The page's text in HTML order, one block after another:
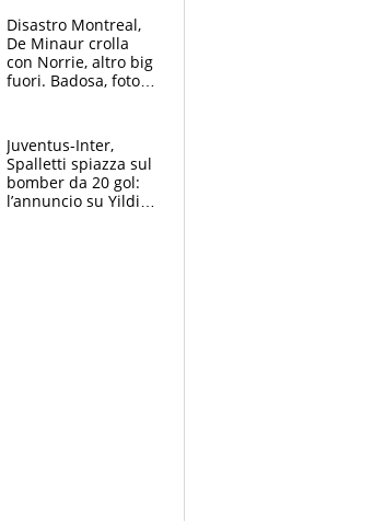
Disastro Montreal,
De Minaur crolla
con Norrie, altro big
fuori. Badosa, foto
Juventus-Inter,
Spalletti spiazza sul
bomber da 20 gol:
l’annuncio su Yildiz